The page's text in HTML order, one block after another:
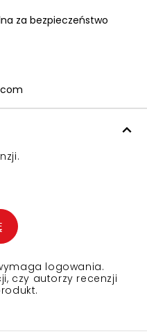
za bezpieczeństwo
logowania.
czy autorzy recenzji